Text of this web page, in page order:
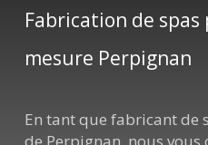
Fabrication de
mesure Perpignan
En tant que fabricant de